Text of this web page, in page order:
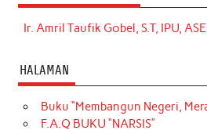
Ir. Amril Taufik Gobel, S.T, IPU,
HALAMAN
Buku “Membangun Negeri,
F.A.Q BUKU “NARSIS”